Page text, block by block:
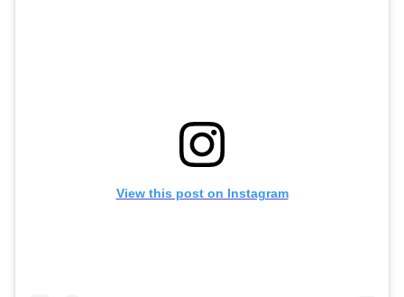
View this post on Instagram